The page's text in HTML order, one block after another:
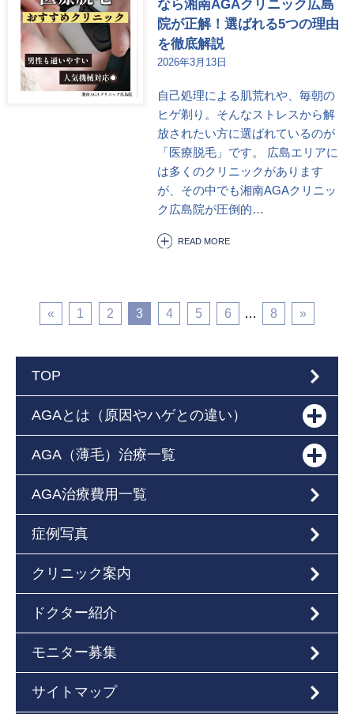
2026年3月13日
なら湘南AGAクリニック広島
院が正解！選ばれる5つの理由
を徹底解説
自己処理による肌荒れや、毎朝の
ヒゲ剃り。そんなストレスから解
放されたい方に選ばれているのが
「医療脱毛」です。 広島エリアに
は多くのクリニックがあります
が、その中でも湘南AGAクリニッ
ク広島院が圧倒的…
READ MORE
« 1 2 3 4 5 6 … 8 »
TOP
AGAとは（原因やハゲとの違い）
AGA（薄毛）治療一覧
AGA治療費用一覧
症例写真
クリニック案内
ドクター紹介
モニター募集
サイトマップ